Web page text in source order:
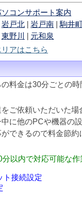
コンサポート案内
岩戸北 岩戸南 |駒井
東野川
元和泉
アはこちら
料金は30分ごとの時
ご依頼いただいた
に他のPCや機器の
できるので料金節約
以内で対応可能な作
ト接続設定